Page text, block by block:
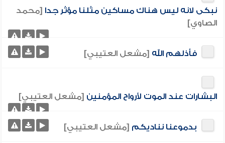
نبكى لانه ليس هناك مساكين مثلنا مؤثر جدا [محمد
الصاوي]
فأذلهم الله [مشعل العتيبي]
البشارات عند الموت لأرواح المؤمنين [مشعل العتيبي]
بدموعنا نناديكم [مشعل العتيبي]